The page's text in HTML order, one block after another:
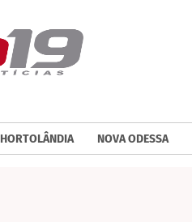
HORTOLÂNDIA NOVA ODESSA